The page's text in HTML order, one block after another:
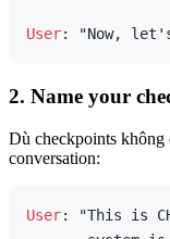
User
2. Name your
Dù checkpoints không
conversation:
User: "This is